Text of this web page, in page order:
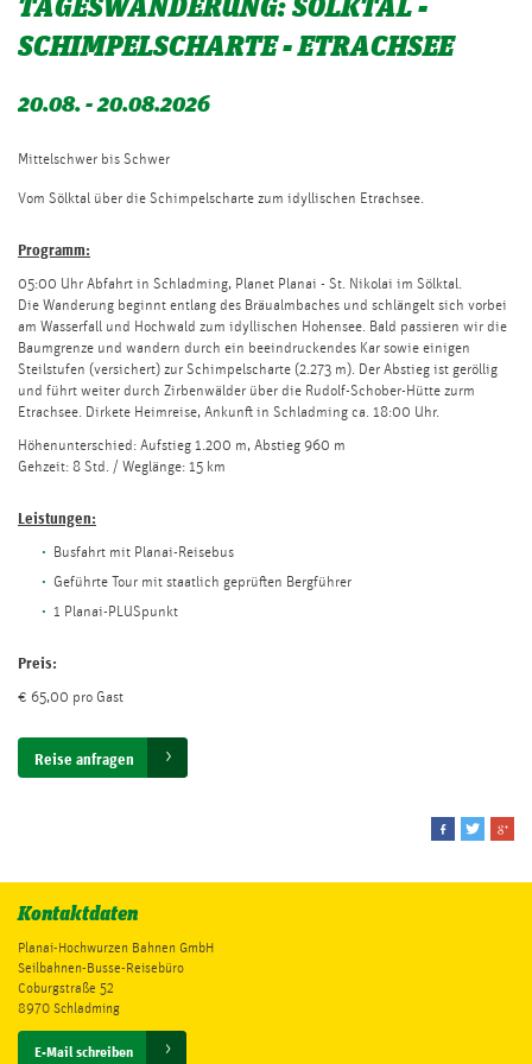
SCHIMPELSCHARTE - ETRACHSEE
20.08. - 20.08.2026
Mittelschwer bis Schwer
Vom Sölktal über die Schimpelscharte zum idyllischen Etrachsee.
Programm:
05:00 Uhr Abfahrt in Schladming, Planet Planai - St. Nikolai im Sölktal.
Die Wanderung beginnt entlang des Bräualmbaches und schlängelt sich vorbei
am Wasserfall und Hochwald zum idyllischen Hohensee. Bald passieren wir die
Baumgrenze und wandern durch ein beeindruckendes Kar sowie einigen
Steilstufen (versichert) zur Schimpelscharte (2.273 m). Der Abstieg ist geröllig
und führt weiter durch Zirbenwälder über die Rudolf-Schober-Hütte zurm
Etrachsee. Dirkete Heimreise, Ankunft in Schladming ca. 18:00 Uhr.
Höhenunterschied: Aufstieg 1.200 m, Abstieg 960 m
Gehzeit: 8 Std. / Weglänge: 15 km
Leistungen:
Busfahrt mit Planai-Reisebus
Geführte Tour mit staatlich geprüften Bergführer
1 Planai-PLUSpunkt
Preis:
€ 65,00 pro Gast
Reise anfragen
Kontaktdaten
Planai-Hochwurzen Bahnen GmbH
Seilbahnen-Busse-Reisebüro
Coburgstraße 52
8970 Schladming
E-Mail schreiben